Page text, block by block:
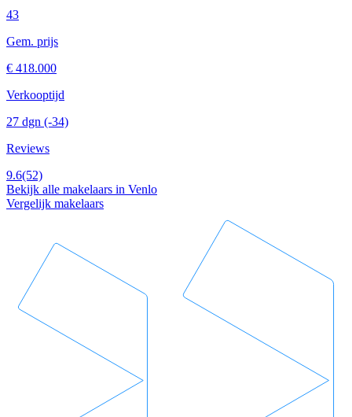
43
Gem. prijs
€ 418.000
Verkooptijd
27 dgn (-34)
Reviews
9.6(52)
Bekijk alle makelaars in Venlo
Vergelijk makelaars